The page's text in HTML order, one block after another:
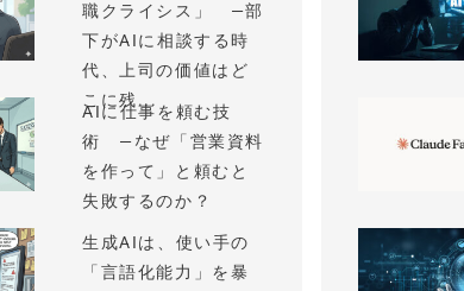
職クライシス」 —部
下がAIに相談する時
代、上司の価値はど
こに残...
AIに仕事を頼む技
術 —なぜ「営業資料
を作って」と頼むと
失敗するのか？
生成AIは、使い手の
「言語化能力」を暴